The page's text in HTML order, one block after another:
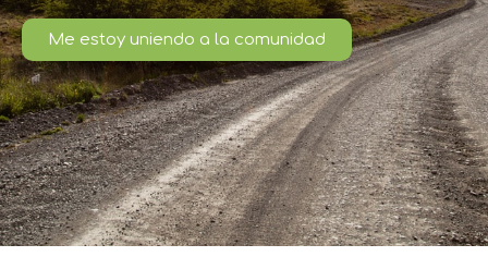
Me estoy uniendo a la comunidad